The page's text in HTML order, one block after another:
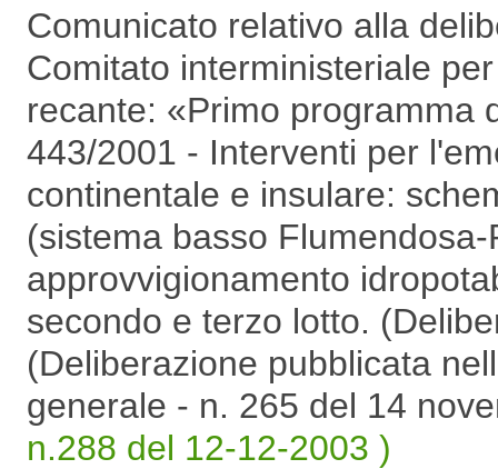
Comunicato relativo alla
Comitato interministeriale
recante: «Primo programma
443/2001 - Interventi per
continentale e insulare:
(sistema basso
approvvigionamento
secondo e terzo lotto.
(Deliberazione pubblicata
generale - n. 265 del 14
n.288 del 12-12-2003 )